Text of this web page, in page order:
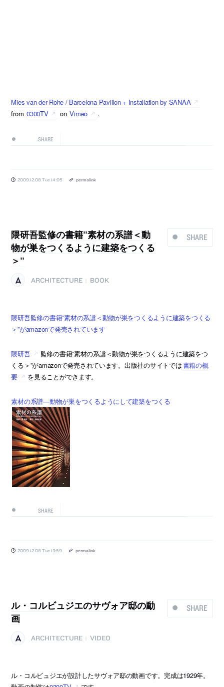
Mies van der Rohe / Barcelona Pavilion + Installation by SANAA
from 0300TV on Vimeo .
SHARE
2009.12.08 Tue 14:05 permalink
SHARE
隈研吾監修の書籍”素材の系譜＜動
物が巣をつくるように建築をつくる
＞”
ARCHITECTURE BOOK
隈研吾監修の書籍”素材の系譜＜動物が巣をつくるように建築をつくる
＞”がamazonで発売されています
隈研吾
監修の書籍”素材の系譜＜動物が巣をつくるように建築をつ
くる＞”がamazonで発売されています。出版社のサイトでは書籍の概
要
を見ることができます。
素材の系譜―動物が巣をつくるようにして建築をつくる
SHARE
2009.12.08 Tue 13:59 permalink
SHARE
ル・コルビュジエのサヴォア邸の動
画
ARCHITECTURE VIDEO
ル・コルビュジエが設計したサヴォア邸の動画です。完成は1929年。